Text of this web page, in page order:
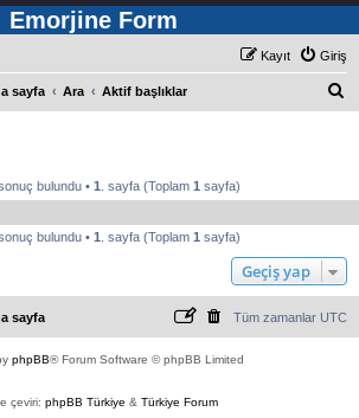
Emorjine Form
Giriş
Kayıt
sayfa Ara Aktif başlıklar
bulundu • 1 . sayfa (Toplam 1 sayfa)
bulundu • 1 . sayfa (Toplam 1 sayfa)
Geçiş yap
sayfa Tüm zamanlar UTC
phpBB® Forum Software © phpBB Limited
çeviri: phpBB Türkiye & Türkiye Forum